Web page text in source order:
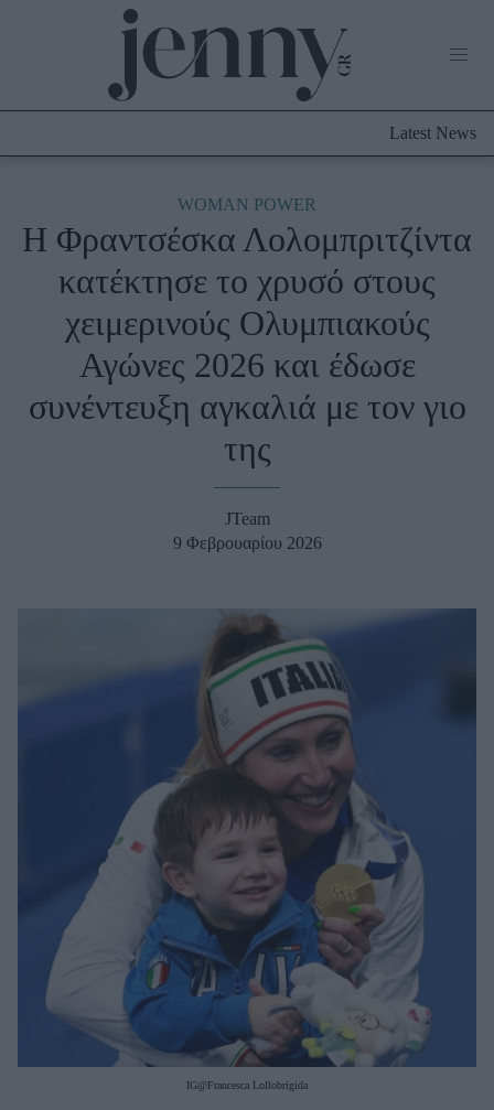
Culture
Fashion
Shopping
Styling Tips
Fashion News
Beauty - Ομορφιά
Woman Power
Working Girl
Real Women
Πρόσωπα
Συνεντεύξεις
Latest News
WOMAN POWER
Η Φραντσέσκα Λολομπριτζίντα
κατέκτησε το χρυσό στους
χειμερινούς Ολυμπιακούς
Αγώνες 2026 και έδωσε
συνέντευξη αγκαλιά με τον γιο
της
JTeam
9 Φεβρουαρίου 2026
IG@Francesca Lollobrigida